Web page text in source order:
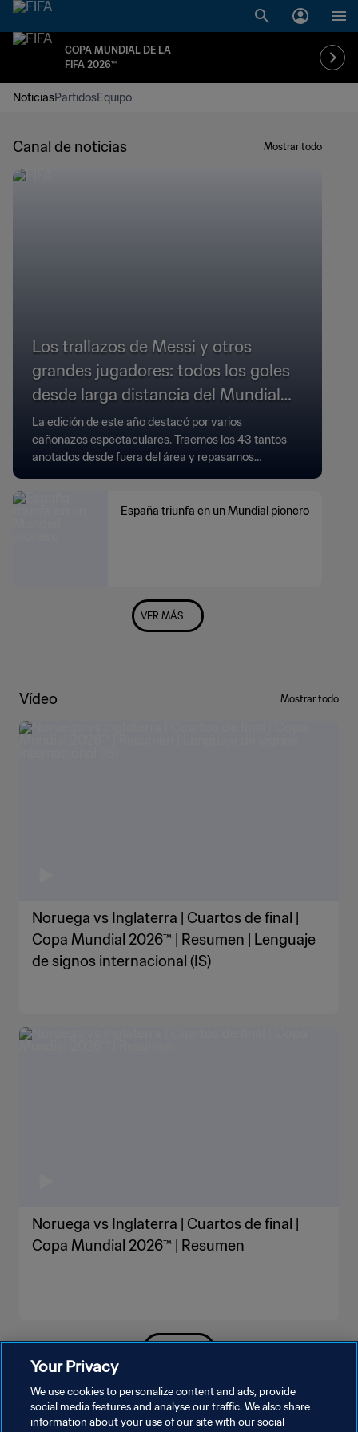
COPA MUNDIAL DE LA
FIFA 2026™
NoticiasPartidosEquipo
Canal de noticias Mostrar todo
Los trallazos de Messi y otros
grandes jugadores: todos los goles
desde larga distancia del Mundial
2026
La edición de este año destacó por varios
cañonazos espectaculares. Traemos los 43 tantos
anotados desde fuera del área y repasamos
España triunfa en un Mundial pionero
VER MÁS
Vídeo Mostrar todo
Noruega vs Inglaterra | Cuartos de final |
Copa Mundial 2026™ | Resumen | Lenguaje
de signos internacional (IS)
Noruega vs Inglaterra | Cuartos de final |
Copa Mundial 2026™ | Resumen
Your Privacy
We use cookies to personalize content and ads, provide
social media features and analyse our traffic. We also share
information about your use of our site with our social